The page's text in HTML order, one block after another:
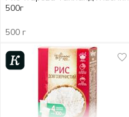
500г
500 г